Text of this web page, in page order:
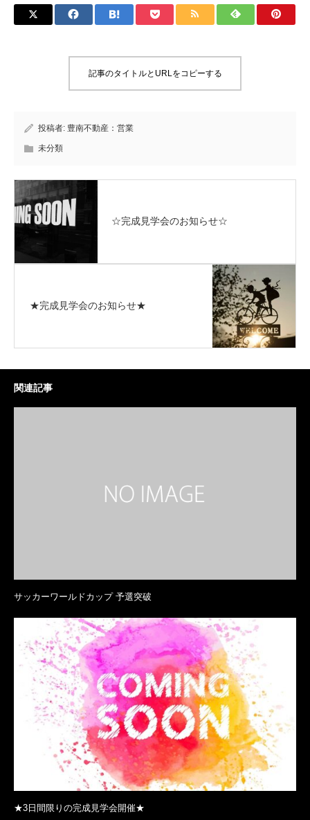
記事のタイトルとURLをコピーする
投稿者: 豊南不動産：営業
未分類
☆完成見学会のお知らせ☆
★完成見学会のお知らせ★
関連記事
サッカーワールドカップ 予選突破
★3日間限りの完成見学会開催★